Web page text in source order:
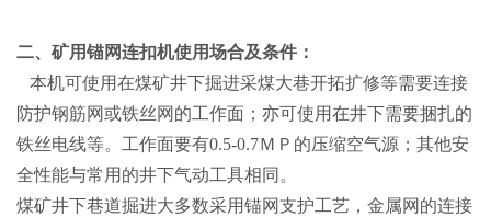
二、矿用锚网连扣机使用场合及条件：
本机可使用在煤矿井下掘进采煤大巷开拓扩修等需要连接
防护钢筋网或铁丝网的工作面；亦可使用在井下需要捆扎的
铁丝电线等。工作面要有0.5-0.7ＭＰ的压缩空气源；其他安
全性能与常用的井下气动工具相同。
煤矿井下巷道掘进大多数采用锚网支护工艺，金属网的连接